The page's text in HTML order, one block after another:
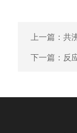
上一篇： 共
下一篇： 反